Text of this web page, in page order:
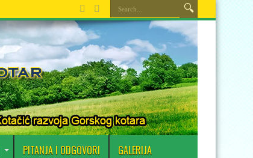
PITANJA I ODGOVORI GALERIJA